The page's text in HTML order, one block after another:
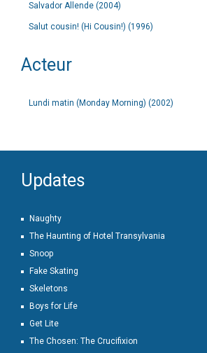
Salvador Allende (2004)
Salut cousin! (Hi Cousin!) (1996)
Acteur
Lundi matin (Monday Morning) (2002)
Updates
Naughty
The Haunting of Hotel Transylvania
Snoop
Fake Skating
Skeletons
Boys for Life
Get Lite
The Chosen: The Crucifixion